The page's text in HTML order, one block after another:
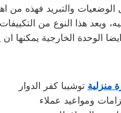
والتبريد فهذه من
الوحدة الخارجية يمكنها
منزلية توشيبا كفر الدوار